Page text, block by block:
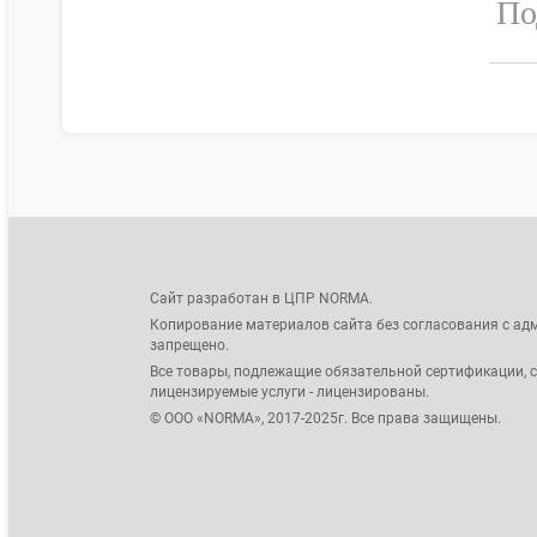
Сайт разработан в ЦПР NORMA.
Копирование материалов сайта без согласования с
запрещено.
Все товары, подлежащие обязательной сертификации,
лицензируемые услуги - лицензированы.
© ООО «NORMA», 2017-2025г. Все права защищены.